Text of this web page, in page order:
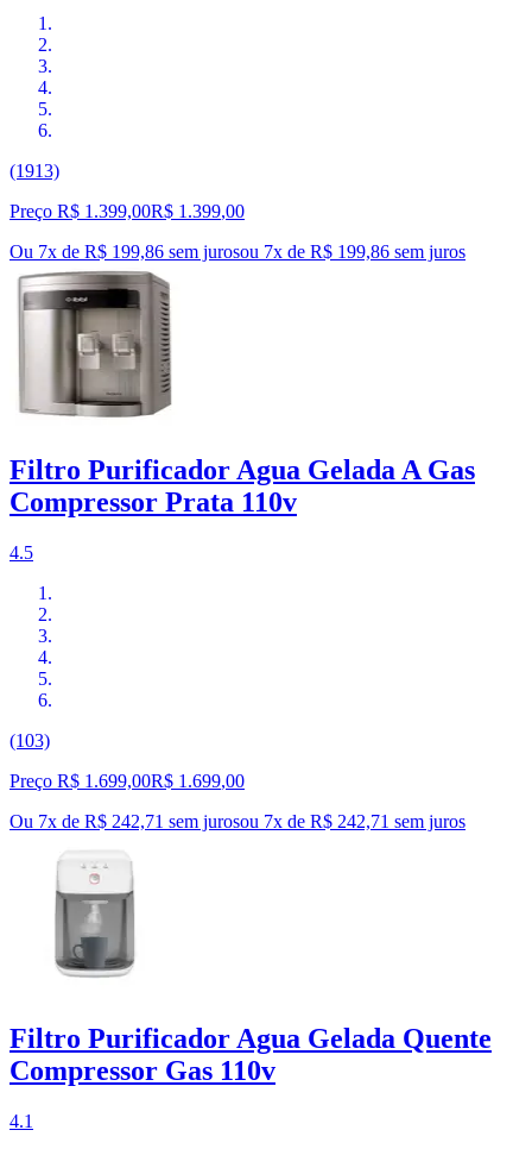
(1913)
Preço R$ 1.399,00R$ 1.399,00
Ou 7x de R$ 199,86 sem jurosou 7x de R$ 199,86 sem juros
Filtro Purificador Agua Gelada A Gas
Compressor Prata 110v
4.5
(103)
Preço R$ 1.699,00R$ 1.699,00
Ou 7x de R$ 242,71 sem jurosou 7x de R$ 242,71 sem juros
Filtro Purificador Agua Gelada Quente
Compressor Gas 110v
4.1